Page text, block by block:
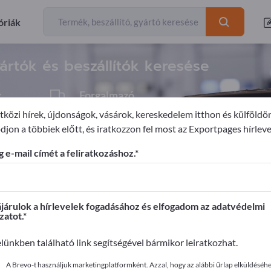
és beszállítók keresése
Forgalmazó
1
Exportőrök
18
készülékek
en!
>> kezdje itt
az Exportpages-en!
közzé itt
hírek, újdonságok, vásárok, kereskedelem itthon és
a többiek előtt, és iratkozzon fel most az Exportpages
e-mail címét a feliratkozáshoz.
a hírlevelek fogadásához és elfogadom az adatvédelmi
található link segítségével bármikor leiratkozhat.
A Brevo-t használjuk marketingplatformként. Azzal, hogy az alábbi űrlap